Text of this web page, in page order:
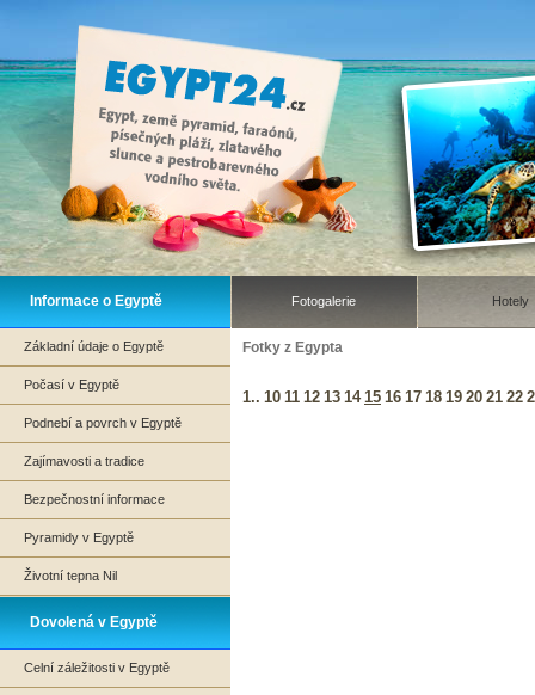
Informace o Egyptě
Základní údaje o Egyptě
Počasí v Egyptě
Podnebí a povrch v Egyptě
Zajímavosti a tradice
Bezpečnostní informace
Pyramidy v Egyptě
Životní tepna Nil
Dovolená v Egyptě
Celní záležitosti v Egyptě
Fotogalerie Hotely
Fotky z Egypta
1.. 10 11 12 13 14 15 16 17 18 19 20 21 22